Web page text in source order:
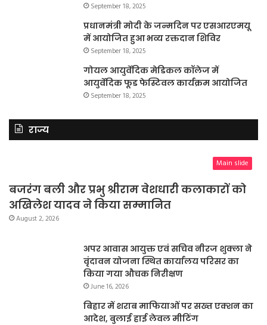
September 18, 2025
प्रधानमंत्री मोदी के जन्मदिन पर एसआरएमयू
में आयोजित हुआ भव्य रक्तदान शिविर
September 18, 2025
गोयल आयुर्वेदिक मेडिकल कॉलेज में
आयुर्वेदिक फूड फेस्टिवल कार्यक्रम आयोजित
September 18, 2025
राज्य
Main slide
बजरंग बली और प्रभु श्रीराम वेशधारी कलाकारों को
अखिलेश यादव ने किया सम्मानित
August 2, 2026
अपर आवास आयुक्त एवं सचिव नीरज शुक्ला ने
वृंदावन योजना स्थित कार्यालय परिसर का
किया गया औचक निरीक्षण
June 16, 2026
बिहार में शराब माफियाओं पर सख्त एक्शन का
आदेश, बुलाई हाई लेवल मीटिंग